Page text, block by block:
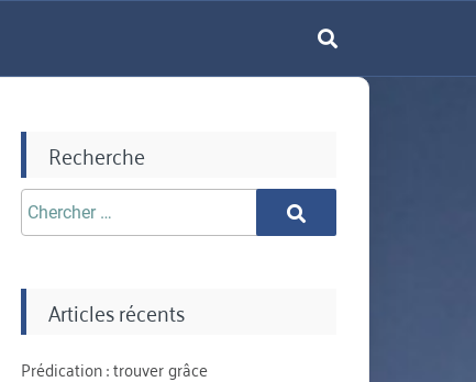
Recherche
Chercher
aprè:
Chercher
Articles récents
Prédication : trouver grâce